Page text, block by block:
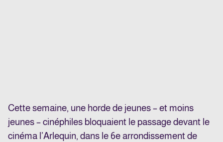
Cette semaine, une horde de jeunes – et moins
jeunes – cinéphiles bloquaient le passage devant le
cinéma l’Arlequin, dans le 6e arrondissement de